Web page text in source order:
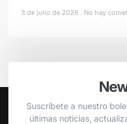
3 de julio de 2026 No hay
Suscríbete a nuestro
últimas noticias,